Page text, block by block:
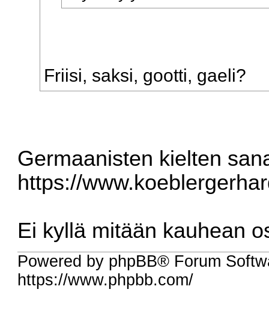
Friisi, saksi, gootti, gaeli?
Germaanisten kielten
https://
Ei kyllä mitään kauhean
Powered by phpBB® Forum
https://www.phpbb.com/